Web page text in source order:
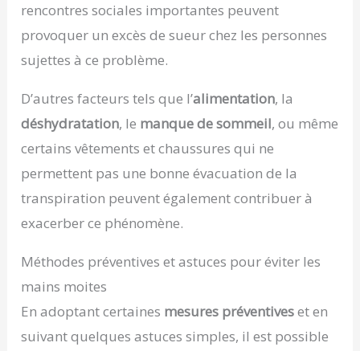
rencontres sociales importantes peuvent
provoquer un excès de sueur chez les personnes
sujettes à ce problème.
D’autres facteurs tels que l’alimentation, la
déshydratation, le manque de sommeil, ou même
certains vêtements et chaussures qui ne
permettent pas une bonne évacuation de la
transpiration peuvent également contribuer à
exacerber ce phénomène.
Méthodes préventives et astuces pour éviter les
mains moites
En adoptant certaines mesures préventiveset en
suivant quelques astuces simples, il est possible